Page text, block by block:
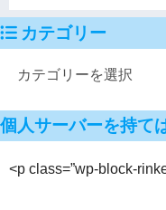
カテゴリー
個人サーバーを持て
<p class=”wp-block-